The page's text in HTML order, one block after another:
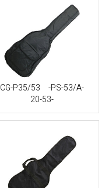
CG-P35/53 -PS-53/A-
20-53-